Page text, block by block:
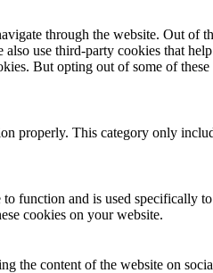
through the website. Out of
use third-party cookies that
But opting out of some of
properly. This category only
function and is used specifically
cookies on your website.
the content of the website on